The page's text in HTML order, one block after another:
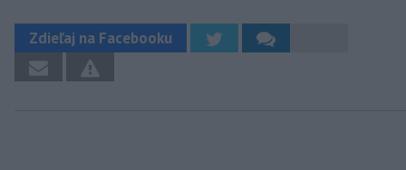
Zdieľaj na Facebooku